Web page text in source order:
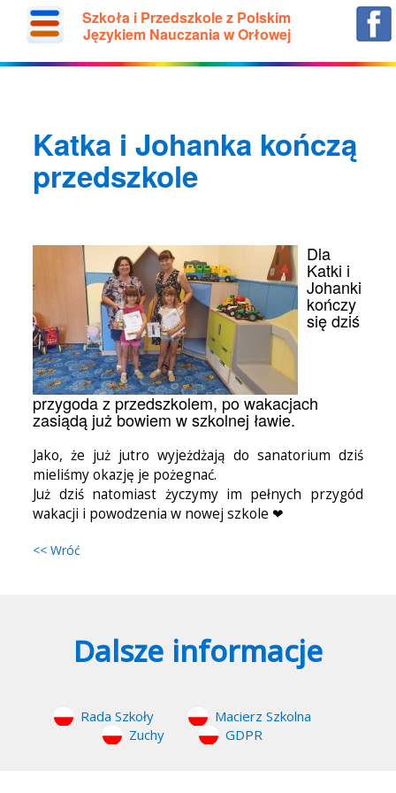
Szkoła i Przedszkole z Polskim
Językiem Nauczania w Orłowej
Katka i Johanka kończą
przedszkole
Dla
Katki i
Johanki
kończy
się dziś
przygoda z przedszkolem, po wakacjach
zasiądą już bowiem w szkolnej ławie.
Jako, że już jutro wyjeżdżają do sanatorium dziś
mieliśmy okazję je pożegnać.
Już dziś natomiast życzymy im pełnych przygód
wakacji i powodzenia w nowej szkole ❤
<< Wróć
Dalsze informacje
Rada Szkoły
Macierz Szkolna
Zuchy
GDPR